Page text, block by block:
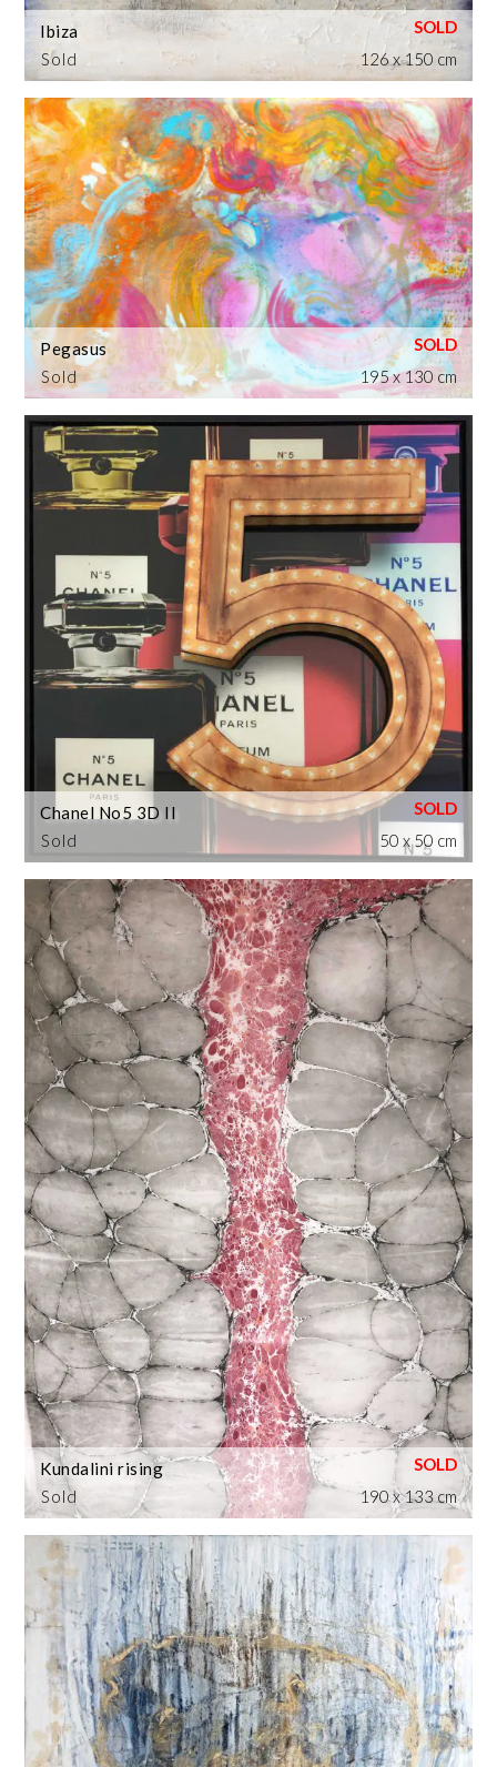
Sold
Ibiza
126 x 150 cm
Sold
Pegasus
195 x 130 cm
Sold
Chanel No5 3D II
50 x 50 cm
Sold
Kundalini rising
190 x 133 cm